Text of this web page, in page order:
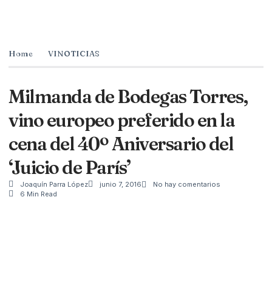
Home VINOTICIAS
Milmanda de Bodegas Torres,
vino europeo preferido en la
cena del 40º Aniversario del
‘Juicio de París’
Joaquín Parra López junio 7, 2016
No hay comentarios
6 Min Read